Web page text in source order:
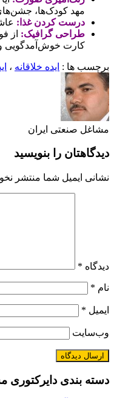
مهد کودک‌ها،
درست کردن غذا:
طراحی گرافیک: از
کارت خوش‌آمدگویی و
برچسب ها : ایده خلاقانه ،
مشاغل صنعتی ایران
دیدگاهتان را بنویسید
نشانی ایمیل شما منتشر
دیدگاه *
نام *
ایمیل *
وب‌سایت
دسته بندی دایرکتوری